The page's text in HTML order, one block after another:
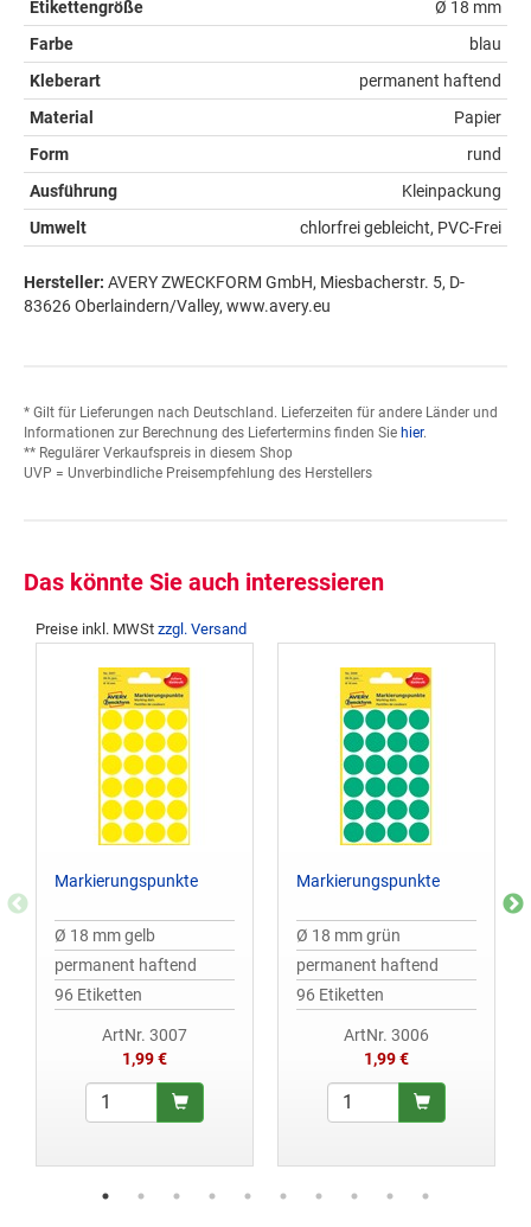
Etikettengröße
Ø 18 mm
Farbe
blau
Kleberart
permanent haftend
Material
Papier
Form
rund
Ausführung
Kleinpackung
Umwelt
chlorfrei gebleicht, PVC-Frei
Hersteller: AVERY ZWECKFORM GmbH, Miesbacherstr. 5, D-
83626 Oberlaindern/Valley, www.avery.eu
* Gilt für Lieferungen nach Deutschland. Lieferzeiten für andere Länder und
Informationen zur Berechnung des Liefertermins finden Sie hier.
** Regulärer Verkaufspreis in diesem Shop
UVP = Unverbindliche Preisempfehlung des Herstellers
Das könnte Sie auch interessieren
Preise inkl. MWSt zzgl. Versand
Markierungspunkte
Ø 18 mm gelb
permanent haftend
96 Etiketten
ArtNr. 3007
1,99 €
Markierungspunkte
Ø 18 mm grün
permanent haftend
96 Etiketten
ArtNr. 3006
1,99 €